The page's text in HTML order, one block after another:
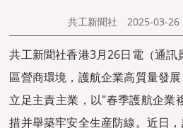
共工新聞社 2025-03-26
共工新聞社香港3月26日電（通訊
區營商環境，護航企業高質量發
立足主責主業，以"春季護航企業
措并舉築牢安全生産防線。近日